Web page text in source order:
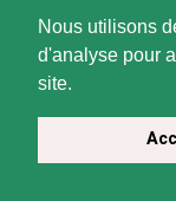
Nous utilisons
d'analyse pour
site.
© 2026 CJB